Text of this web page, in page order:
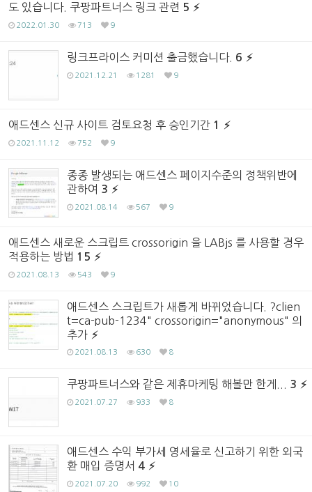
도 있습니다. 쿠팡파트너스 링크 관련 5
2022.01.30 713 9
링크프라이스 커미션 출금했습니다. 6
2021.12.21 1281 9
애드센스 신규 사이트 검토요청 후 승인기간 1
2021.11.12 752 9
종종 발생되는 애드센스 페이지수준의 정책위반에
관하여 3
2021.08.14 567 9
애드센스 새로운 스크립트 crossorigin 을 LABjs 를 사용할 경우
적용하는 방법 15
2021.08.13 543 9
애드센스 스크립트가 새롭게 바뀌었습니다. ?clien
t=ca-pub-1234" crossorigin="anonymous" 의
추가
2021.08.13 630 8
쿠팡파트너스와 같은 제휴마케팅 해볼만 한게... 3
2021.07.27 933 8
애드센스 수익 부가세 영세율로 신고하기 위한 외국
환 매입 증명서 4
2021.07.20 992 10